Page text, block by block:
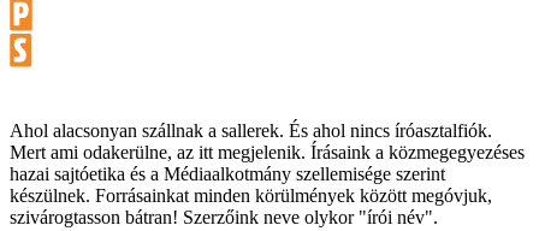
Ahol alacsonyan szállnak a sallerek. És ahol nincs íróasztalfiók.
Mert ami odakerülne, az itt megjelenik. Írásaink a közmegegyezéses
hazai sajtóetika és a Médiaalkotmány szellemisége szerint
készülnek. Forrásainkat minden körülmények között megóvjuk,
szivárogtasson bátran! Szerzőink neve olykor "írói név".